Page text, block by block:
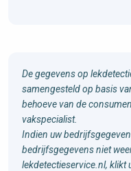
De gegevens op
samengesteld op basis
behoeve van de
vakspecialist.
Indien uw
bedrijfsgegevens niet
lekdetectieservice.nl, klikt